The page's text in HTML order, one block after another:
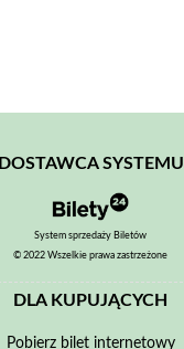
DOSTAWCA SYSTEMU
System sprzedaży Biletów
© 2022 Wszelkie prawa zastrzeżone
DLA KUPUJĄCYCH
Pobierz bilet internetowy